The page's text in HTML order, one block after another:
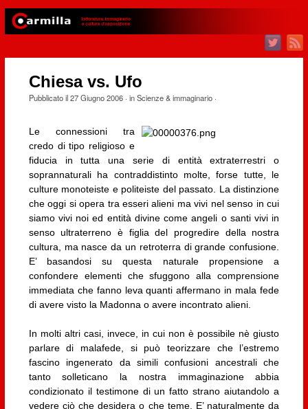
Chiesa vs. Ufo
Pubblicato il27 Giugno 2006· inScienze & immaginario·
Le connessioni tra
credo di tipo religioso e
fiducia in tutta una serie di entità extraterrestri o
soprannaturali ha contraddistinto molte, forse tutte, le
culture monoteiste e politeiste del passato. La distinzione
che oggi si opera tra esseri alieni ma vivi nel senso in cui
siamo vivi noi ed entità divine come angeli o santi vivi in
senso ultraterreno è figlia del progredire della nostra
cultura, ma nasce da un retroterra di grande confusione.
E’ basandosi su questa naturale propensione a
confondere elementi che sfuggono alla comprensione
immediata che fanno leva quanti affermano in mala fede
di avere visto la Madonna o avere incontrato alieni.
In molti altri casi, invece, in cui non è possibile nè giusto
parlare di malafede, si può teorizzare che l’estremo
fascino ingenerato da simili confusioni ancestrali che
tanto solleticano la nostra immaginazione abbia
condizionato il testimone di un fatto strano aiutandolo a
vedere ciò che desidera o che teme. E’ naturalmente da